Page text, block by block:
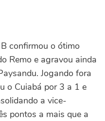
confirmou o ótimo
Remo e agravou ainda
Jogando fora
o Cuiabá por 3 a 1 e
a vice-
pontos a mais que a